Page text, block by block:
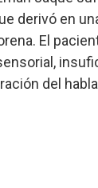
derivó en
El
del